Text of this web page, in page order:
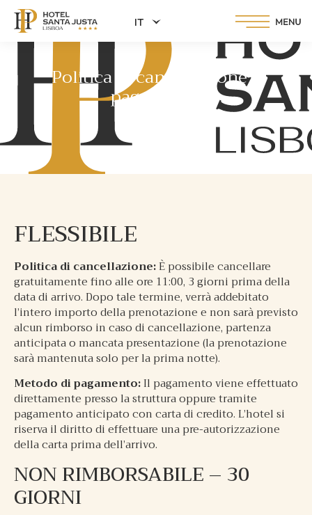
IT
Politica di cancellazione e
pagamento
FLESSIBILE
Politica di cancellazione:È possibile cancellare
gratuitamente fino alle ore 11:00, 3 giorni prima della
data di arrivo. Dopo tale termine, verrà addebitato
l’intero importo della prenotazione e non sarà previsto
alcun rimborso in caso di cancellazione, partenza
anticipata o mancata presentazione (la prenotazione
sarà mantenuta solo per la prima notte).
Metodo di pagamento:Il pagamento viene effettuato
direttamente presso la struttura oppure tramite
pagamento anticipato con carta di credito. L’hotel si
riserva il diritto di effettuare una pre-autorizzazione
della carta prima dell’arrivo.
NON RIMBORSABILE – 30
GIORNI